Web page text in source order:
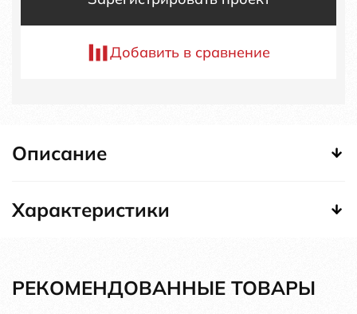
Добавить в сравнение
Описание
Характеристики
РЕКОМЕНДОВАННЫЕ ТОВАРЫ